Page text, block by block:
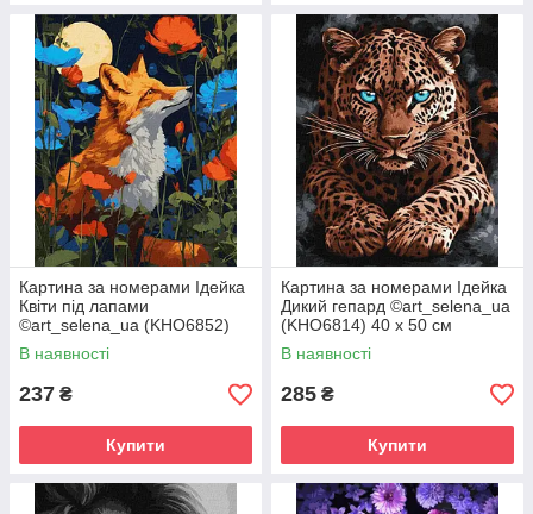
Картина за номерами Ідейка
Квіти під лапами
©art_selena_ua (KHO6852)
40 х 50 см
В наявності
237 ₴
Купити
Картина за номерами Ідейка
Дикий гепард ©art_selena_ua
(KHO6814) 40 х 50 см
В наявності
285 ₴
Купити